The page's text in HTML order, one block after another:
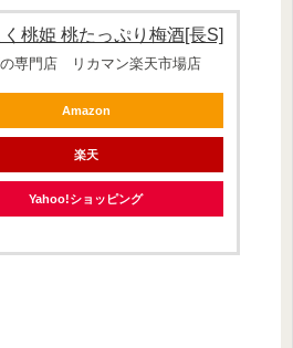
く桃姫 桃たっぷり梅酒[長S]
専門店 リカマン楽天市場店
Amazon
楽天
Yahoo!ショッピング